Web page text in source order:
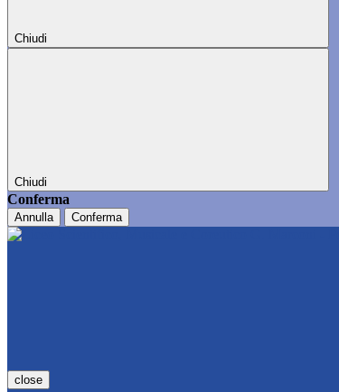
Chiudi
Chiudi
Conferma
Annulla Conferma
close